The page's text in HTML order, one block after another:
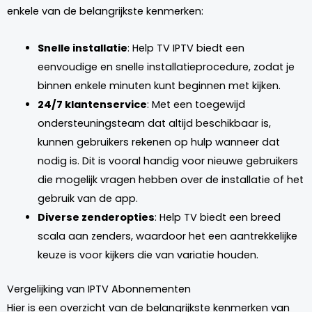
enkele van de belangrijkste kenmerken:
Snelle installatie: Help TV IPTV biedt een
eenvoudige en snelle installatieprocedure, zodat je
binnen enkele minuten kunt beginnen met kijken.
24/7 klantenservice: Met een toegewijd
ondersteuningsteam dat altijd beschikbaar is,
kunnen gebruikers rekenen op hulp wanneer dat
nodig is. Dit is vooral handig voor nieuwe gebruikers
die mogelijk vragen hebben over de installatie of het
gebruik van de app.
Diverse zenderopties: Help TV biedt een breed
scala aan zenders, waardoor het een aantrekkelijke
keuze is voor kijkers die van variatie houden.
Vergelijking van IPTV Abonnementen
Hier is een overzicht van de belangrijkste kenmerken van